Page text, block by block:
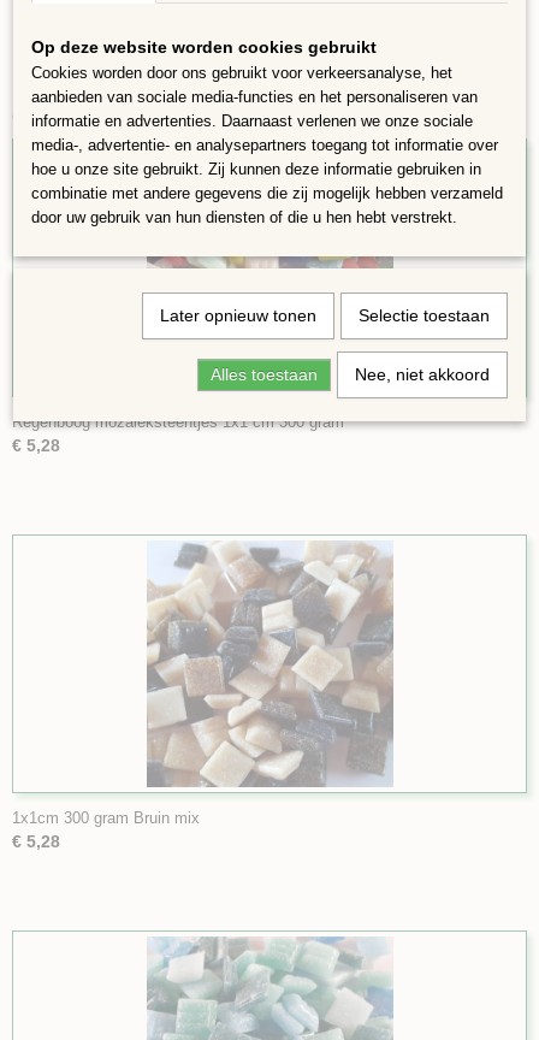
Ook interessant
Regenboog mozaieksteentjes 1x1 cm 300 gram
€ 5,28
1x1cm 300 gram Bruin mix
€ 5,28
Op deze website worden cookies gebruikt
Cookies worden door ons gebruikt voor verkeersanalyse, het
aanbieden van sociale media-functies en het personaliseren van
informatie en advertenties. Daarnaast verlenen we onze sociale
media-, advertentie- en analysepartners toegang tot informatie over
hoe u onze site gebruikt. Zij kunnen deze informatie gebruiken in
combinatie met andere gegevens die zij mogelijk hebben verzameld
door uw gebruik van hun diensten of die u hen hebt verstrekt.
Later opnieuw tonen Selectie toestaan
Alles toestaan Nee, niet akkoord